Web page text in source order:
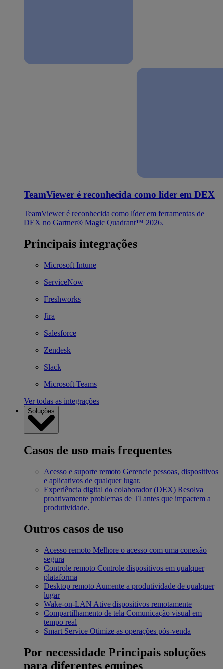
TeamViewer é reconhecida como líder em DEX
TeamViewer é reconhecida como líder em ferramentas de
DEX no Gartner® Magic Quadrant™ 2026.
Principais integrações
Microsoft Intune
ServiceNow
Freshworks
Jira
Salesforce
Zendesk
Slack
Microsoft Teams
Ver todas as integrações
Soluções
Casos de uso mais frequentes
Acesso e suporte remoto Gerencie pessoas, dispositivos
e aplicativos de qualquer lugar.
Experiência digital do colaborador (DEX) Resolva
proativamente problemas de TI antes que impactem a
produtividade.
Outros casos de uso
Acesso remoto Melhore o acesso com uma conexão
segura
Controle remoto Controle dispositivos em qualquer
plataforma
Desktop remoto Aumente a produtividade de qualquer
lugar
Wake-on-LAN Ative dispositivos remotamente
Compartilhamento de tela Comunicação visual em
tempo real
Smart Service Otimize as operações pós-venda
Por necessidade Principais soluções
para diferentes equipes